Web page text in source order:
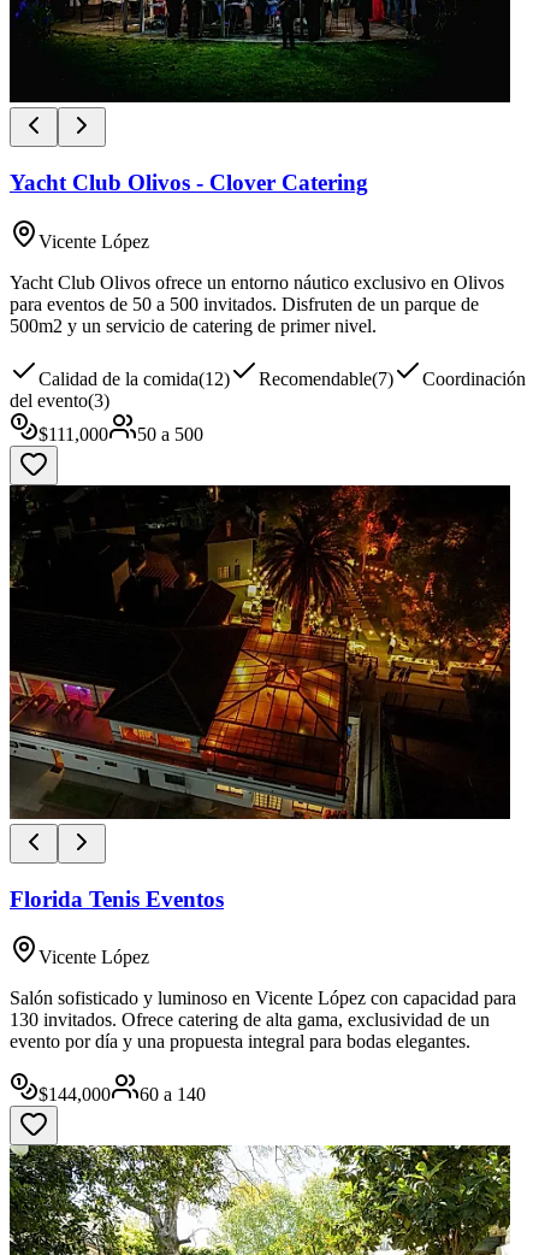
Yacht Club Olivos - Clover Catering
Vicente López
Yacht Club Olivos ofrece un entorno náutico exclusivo en Olivos
para eventos de 50 a 500 invitados. Disfruten de un parque de
500m2 y un servicio de catering de primer nivel.
Calidad de la comida(12) Recomendable(7)
Coordinación
del evento(3)
$111,000 50 a 500
Florida Tenis Eventos
Vicente López
Salón sofisticado y luminoso en Vicente López con capacidad para
130 invitados. Ofrece catering de alta gama, exclusividad de un
evento por día y una propuesta integral para bodas elegantes.
$144,000 60 a 140